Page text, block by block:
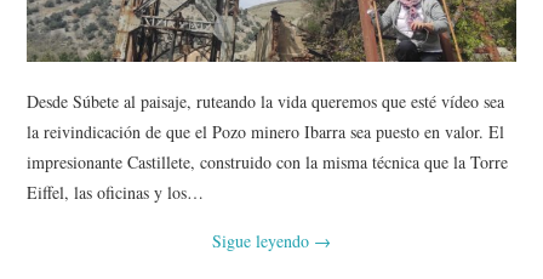
CONTACTO
Desde Súbete al paisaje, ruteando la vida queremos que esté vídeo sea
la reivindicación de que el Pozo minero Ibarra sea puesto en valor. El
impresionante Castillete, construido con la misma técnica que la Torre
Eiffel, las oficinas y los…
Sigue leyendo →